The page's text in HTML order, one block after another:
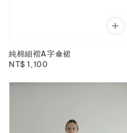
純棉細褶A字傘裙
Regular
NT$ 1,100